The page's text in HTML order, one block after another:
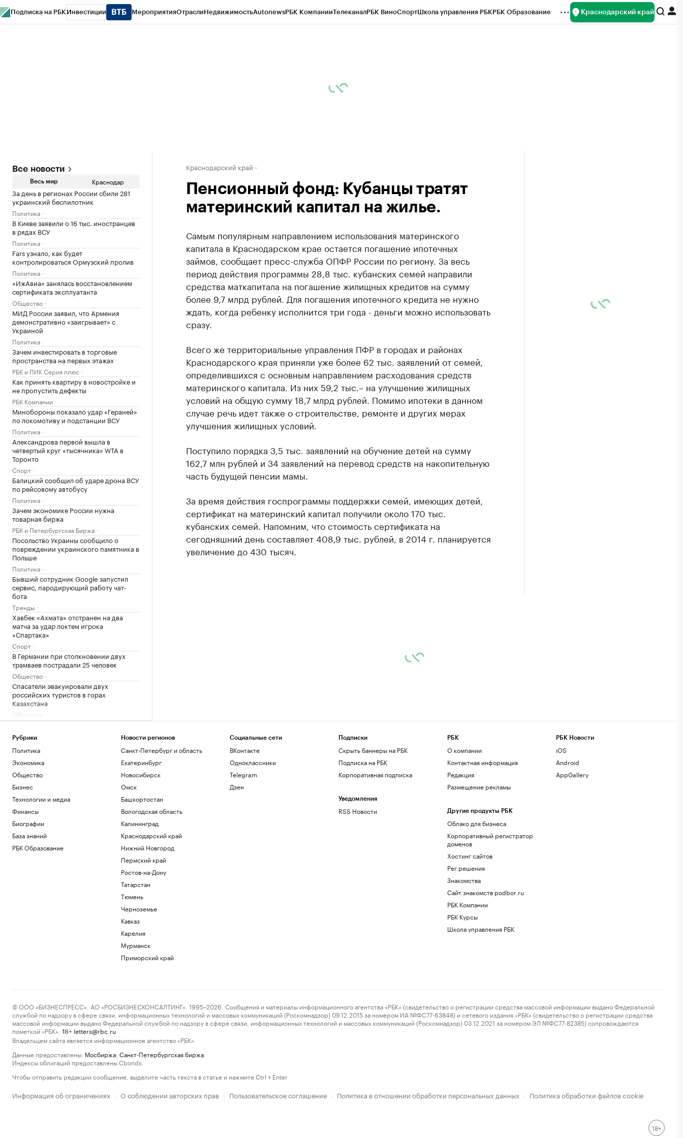
Подписка на РБК Инвестиции МероприятияОтраслиНедвижимостьAutonewsРБК КомпанииТелеканалРБК ВиноСпортШкола управления РБКРБК Образование Краснодарский край
Все новости
Весь мир Краснодар
За день в регионах России сбили 281
украинский беспилотник
Политика
В Киеве заявили о 16 тыс. иностранцев
в рядах ВСУ
Политика
Fars узнало, как будет
контролироваться Ормузский пролив
Политика
«ИжАвиа» занялась восстановлением
сертификата эксплуатанта
Общество
МИД России заявил, что Армения
демонстративно «заигрывает» с
Украиной
Политика
Зачем инвестировать в торговые
пространства на первых этажах
РБК и ПИК Серия плюс
Как принять квартиру в новостройке и
не пропустить дефекты
РБК Компании
Минобороны показало удар «Гераней»
по локомотиву и подстанции ВСУ
Политика
Александрова первой вышла в
четвертый круг «тысячника» WTA в
Торонто
Спорт
Балицкий сообщил об ударе дрона ВСУ
по рейсовому автобусу
Политика
Зачем экономике России нужна
товарная биржа
РБК и Петербургская Биржа
Посольство Украины сообщило о
повреждении украинского памятника в
Польше
Политика
Бывший сотрудник Google запустил
сервис, пародирующий работу чат-
бота
Тренды
Хавбек «Ахмата» отстранен на два
матча за удар локтем игрока
«Спартака»
Спорт
В Германии при столкновении двух
трамваев пострадали 25 человек
Общество
Спасатели эвакуировали двух
российских туристов в горах
Казахстана
Общество
Число антикоррупционных исков в
Москве выросло почти на треть за
полгода
Общество
«Росатом» подписал соглашение о
строительстве ветропарка в Киргизии
Политика
Во дворе многоэтажки в Краснодаре
обнаружили обломки БПЛА
Краснодарский край
Семь признаков успешного бизнес-
центра
РБК и Upside
Краснодарский край
Пенсионный фонд: Кубанцы тратят
материнский капитал на жилье.
Самым популярным направлением использования материнского
капитала в Краснодарском крае остается погашение ипотечных
займов, сообщает пресс-служба ОПФР России по региону. За весь
период действия программы 28,8 тыс. кубанских семей направили
средства маткапитала на погашение жилищных кредитов на сумму
более 9,7 млрд рублей. Для погашения ипотечного кредита не нужно
ждать, когда ребенку исполнится три года - деньги можно использовать
сразу.
Всего же территориальные управления ПФР в городах и районах
Краснодарского края приняли уже более 62 тыс. заявлений от семей,
определившихся с основным направлением расходования средств
материнского капитала. Из них 59,2 тыс.– на улучшение жилищных
условий на общую сумму 18,7 млрд рублей. Помимо ипотеки в данном
случае речь идет также о строительстве, ремонте и других мерах
улучшения жилищных условий.
Поступило порядка 3,5 тыс. заявлений на обучение детей на сумму
162,7 млн рублей и 34 заявлений на перевод средств на накопительную
часть будущей пенсии мамы.
За время действия госпрограммы поддержки семей, имеющих детей,
сертификат на материнский капитал получили около 170 тыс.
кубанских семей. Напомним, что стоимость сертификата на
сегодняшний день составляет 408,9 тыс. рублей, в 2014 г. планируется
увеличение до 430 тысяч.
Рубрики
Политика
Экономика
Общество
Бизнес
Технологии и медиа
Финансы
Биографии
База знаний
РБК Образование
Новости регионов
Санкт-Петербург и область
Екатеринбург
Новосибирск
Омск
Башкортостан
Вологодская область
Калининград
Краснодарский край
Нижний Новгород
Пермский край
Ростов-на-Дону
Татарстан
Тюмень
Черноземье
Кавказ
Карелия
Мурманск
Приморский край
Социальные сети
ВКонтакте
Одноклассники
Telegram
Дзен
Подписки
Скрыть баннеры на РБК
Подписка на РБК
Корпоративная подписка
Уведомления
RSS Новости
РБК
О компании
Контактная информация
Редакция
Размещение рекламы
Другие продукты РБК
Облако для бизнеса
Корпоративный регистратор
доменов
Хостинг сайтов
Рег.решения
Знакомства
Сайт знакомств podbor.ru
РБК Компании
РБК Курсы
Школа управления РБК
РБК Новости
iOS
Android
AppGallery
© ООО «БИЗНЕСПРЕСС», АО «РОСБИЗНЕСКОНСАЛТИНГ», 1995–2026. Сообщения и материалы информационного агентства «РБК» (свидетельство о регистрации средства массовой информации выдано Федеральной
службой по надзору в сфере связи, информационных технологий и массовых коммуникаций (Роскомнадзор) 09.12.2015 за номером ИА №ФС77-63848) и сетевого издания «РБК» (свидетельство о регистрации средства
массовой информации выдано Федеральной службой по надзору в сфере связи, информационных технологий и массовых коммуникаций (Роскомнадзор) 03.12.2021 за номером ЭЛ №ФС77-82385) сопровождаются
пометкой «РБК».
18+ letters@rbc.ru
Владельцем сайта является информационное агентство «РБК».
Данные предоставлены: Мосбиржа Санкт-Петербургская биржа
Индексы облигаций предоставлены Cbonds.
Чтобы отправить редакции сообщение, выделите часть текста в статье и нажмите Ctrl + Enter
Информация об ограничениях · О соблюдении авторских прав · Пользовательское соглашение · Политика в отношении обработки персональных данных · Политика обработки файлов cookie
18+